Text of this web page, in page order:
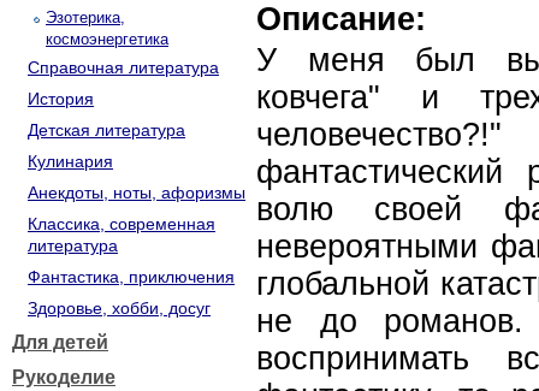
Эзотерика,
космоэнергетика
Справочная литература
История
Детская литература
Кулинария
Анекдоты, ноты, афоризмы
Классика, современная
литература
Фантастика, приключения
Здоровье, хобби, досуг
Для детей
Рукоделие
Описание:
У меня был
ковчега" и
волю своей
невероятными
глобальной
не до романов.